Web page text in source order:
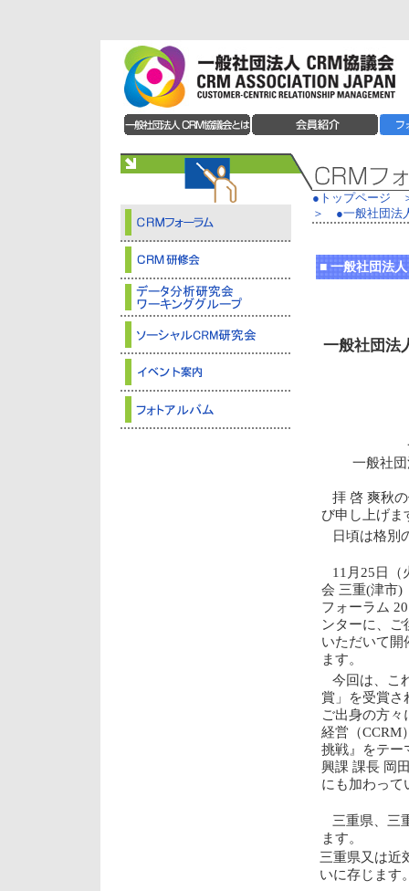
●トップページ
＞
●一般社団法
■ 一般社団法
一般社団法
一般社
拝 啓 爽秋
び申し上げま
日頃は格別
11月25日（
会 三重(津市)
フォーラム
ンターに、ご
いただいて開
ます。
今回は、こ
賞」を受賞さ
ご出身の方
経営（CCRM
挑戦』をテー
興課 課長 岡
にも加わって
三重県、三
ます。
三重県又は近
いに存じます